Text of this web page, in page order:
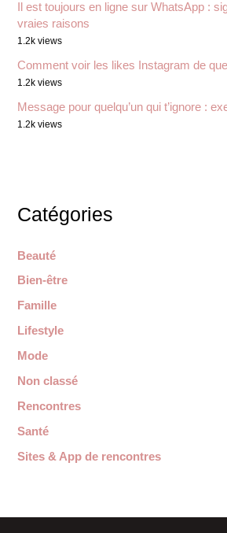
Il est toujours en ligne sur WhatsApp :
vraies raisons
1.2k views
Comment voir les likes Instagram de
1.2k views
Message pour quelqu’un qui t’ignore :
1.2k views
Catégories
Beauté
Bien-être
Famille
Lifestyle
Mode
Non classé
Rencontres
Santé
Sites & App de rencontres